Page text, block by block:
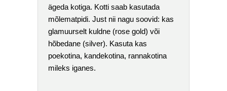
ägeda kotiga. Kotti saab kasutada
mõlematpidi. Just nii nagu soovid: kas
glamuurselt kuldne (rose gold) või
hõbedane (silver). Kasuta kas
poekotina, kandekotina, rannakotina
mileks iganes.